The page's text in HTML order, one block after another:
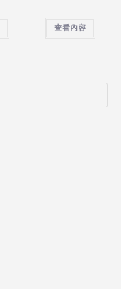
查看內容